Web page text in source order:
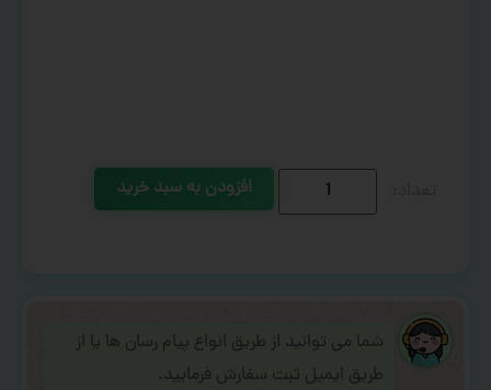
افزودن به سبد خرید
شما می توانید از طریق انواع پیام رسان ها یا از
طریق ایمیل ثبت سفارش فرمایید.